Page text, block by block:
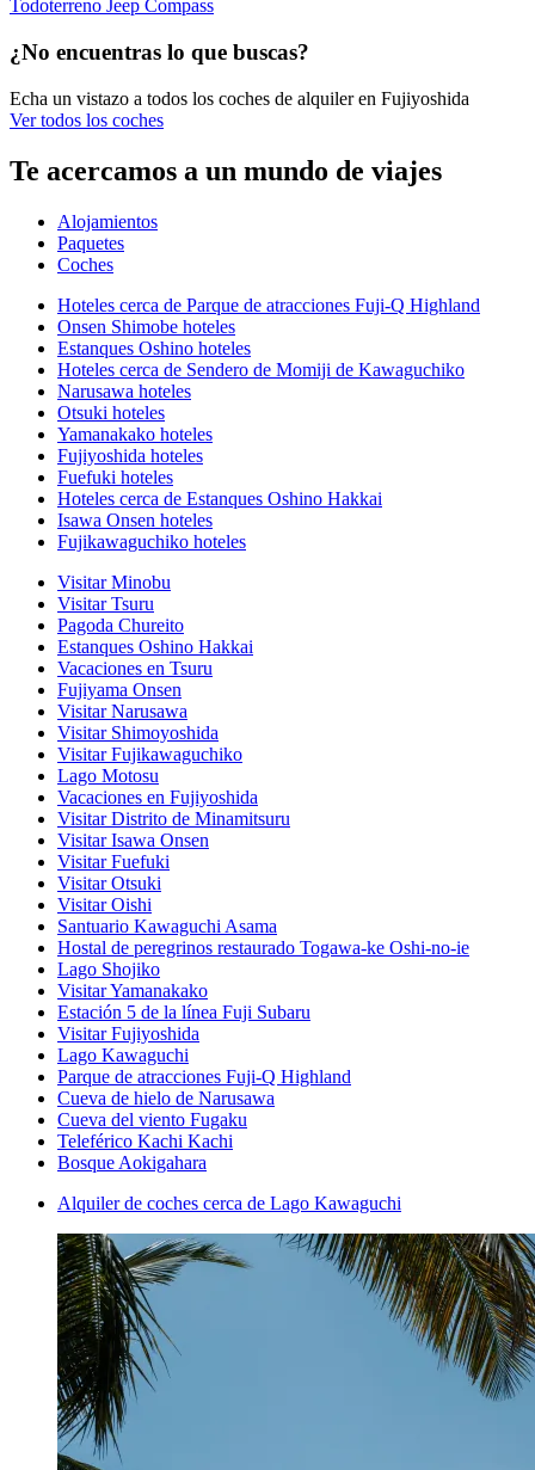
Todoterreno Jeep Compass
¿No encuentras lo que buscas?
Echa un vistazo a todos los coches de alquiler en Fujiyoshida
Ver todos los coches
Te acercamos a un mundo de viajes
Alojamientos
Paquetes
Coches
Hoteles cerca de Parque de atracciones Fuji-Q Highland
Onsen Shimobe hoteles
Estanques Oshino hoteles
Hoteles cerca de Sendero de Momiji de Kawaguchiko
Narusawa hoteles
Otsuki hoteles
Yamanakako hoteles
Fujiyoshida hoteles
Fuefuki hoteles
Hoteles cerca de Estanques Oshino Hakkai
Isawa Onsen hoteles
Fujikawaguchiko hoteles
Visitar Minobu
Visitar Tsuru
Pagoda Chureito
Estanques Oshino Hakkai
Vacaciones en Tsuru
Fujiyama Onsen
Visitar Narusawa
Visitar Shimoyoshida
Visitar Fujikawaguchiko
Lago Motosu
Vacaciones en Fujiyoshida
Visitar Distrito de Minamitsuru
Visitar Isawa Onsen
Visitar Fuefuki
Visitar Otsuki
Visitar Oishi
Santuario Kawaguchi Asama
Hostal de peregrinos restaurado Togawa-ke Oshi-no-ie
Lago Shojiko
Visitar Yamanakako
Estación 5 de la línea Fuji Subaru
Visitar Fujiyoshida
Lago Kawaguchi
Parque de atracciones Fuji-Q Highland
Cueva de hielo de Narusawa
Cueva del viento Fugaku
Teleférico Kachi Kachi
Bosque Aokigahara
Alquiler de coches cerca de Lago Kawaguchi